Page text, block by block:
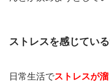
ストレスを感じてい
日常生活でストレスが